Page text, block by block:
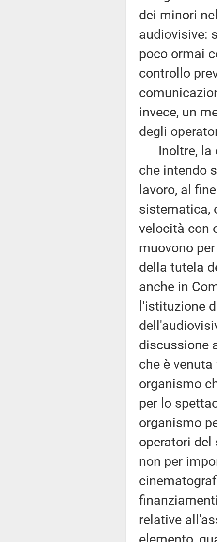
dei minori
audiovisive:
poco ormai
controllo
invece, un
degli
Inoltre, la
che intendo
lavoro, al
sistematica,
velocità con
muovono
della tutela
anche in
l'istituzione
discussione
che è
organismo
per lo
organismo
operatori del
non per
relative